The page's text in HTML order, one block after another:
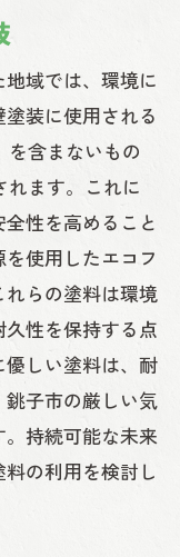
域では、環境に
装に使用される
を含まないもの
れます。これに
性を高めること
使用したエコフ
らの塗料は環境
性を保持する点
しい塗料は、耐
子市の厳しい気
持続可能な未来
の利用を検討し